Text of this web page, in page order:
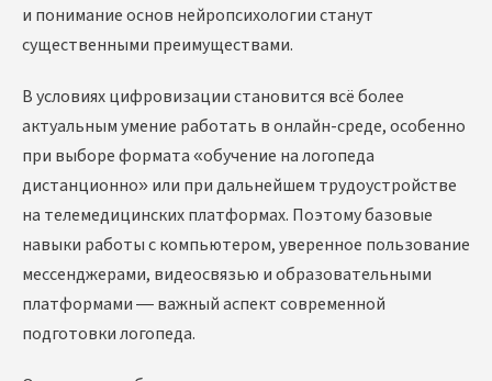
и понимание основ нейропсихологии станут
существенными преимуществами.
В условиях цифровизации становится всё более
актуальным умение работать в онлайн-среде, особенно
при выборе формата «обучение на логопеда
дистанционно» или при дальнейшем трудоустройстве
на телемедицинских платформах. Поэтому базовые
навыки работы с компьютером, уверенное пользование
мессенджерами, видеосвязью и образовательными
платформами — важный аспект современной
подготовки логопеда.